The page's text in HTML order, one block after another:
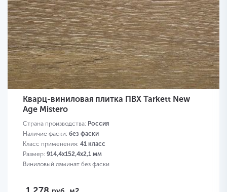
Кварц-виниловая плитка ПВХ Tarkett New
Age Mistero
Страна производства: Россия
Наличие фаски: без фаски
Класс применения: 41 класс
Размер: 914,4х152,4х2,1 мм
Виниловый ламинат без фаски